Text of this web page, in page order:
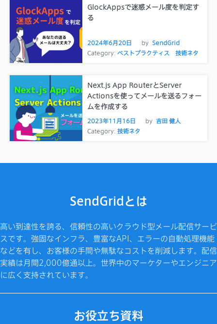
GlockAppsで迷惑メール度を判定す
る
2024年6月20日 by SendGrid
Category: ベストプラクティス 技術ネタ
Next.js App RouterとServer
Actionsを使ってメールを送るフォー
ムを作成する
2023年11月16日 by 吉田 健人
Category: 技術ネタ
SendGridとは
高い到達性を誇る、信頼性の高いクラウド型メール配信サービ
スです。強固なインフラ、豊富なAPI、エラーの自動処理機能
などを有し、お客様の手間や無駄なコストを削減します。配信
実績は月間2,000億通以上。世界中のマーケターやエンジニア
に広く支持されています。
お役立ち資料